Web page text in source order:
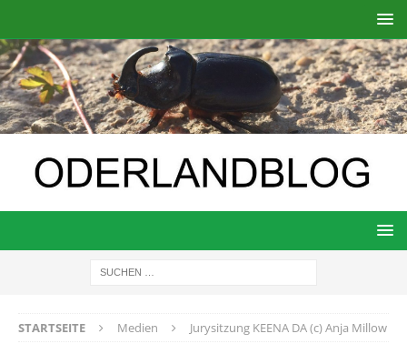
STARTSEITE Medien Jurysitzung KEENA DA (c) Anja Millow